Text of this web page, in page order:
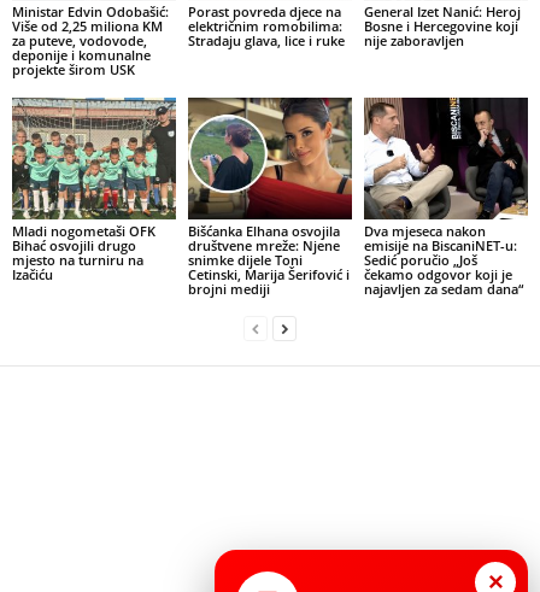
Ministar Edvin Odobašić:
Više od 2,25 miliona KM
za puteve, vodovode,
deponije i komunalne
projekte širom USK
Porast povreda djece na
električnim romobilima:
Stradaju glava, lice i ruke
General Izet Nanić: Heroj
Bosne i Hercegovine koji
nije zaboravljen
Mladi nogometaši OFK
Bihać osvojili drugo
mjesto na turniru na
Izačiću
Bišćanka Elhana osvojila
društvene mreže: Njene
snimke dijele Toni
Cetinski, Marija Šerifović i
brojni mediji
Dva mjeseca nakon
emisije na BiscaniNET-u:
Sedić poručio „Još
čekamo odgovor koji je
najavljen za sedam dana“
×